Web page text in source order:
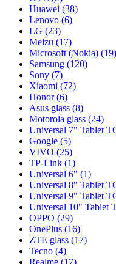
Huawei (38)
Lenovo (6)
LG (23)
Meizu (17)
Microsoft (Nokia) (19)
Samsung (120)
Sony (7)
Xiaomi (72)
Honor (6)
Asus glass (8)
Motorola glass (24)
Universal 7" Tablet
Google (5)
VIVO (25)
TP-Link (1)
Universal 6" (1)
Universal 8" Tablet
Universal 9" Tablet
Universal 10" Tablet
OPPO (29)
OnePlus (16)
ZTE glass (17)
Tecno (4)
Realme (17)